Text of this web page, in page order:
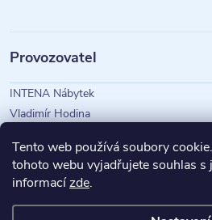
Tento web používá soubory
tohoto webu vyjadřujete souhlas
informacízde.
Provozovatel
INTENA Nábytek
Vladimír Hodina